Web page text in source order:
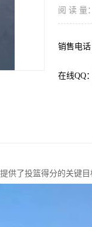
阅 读 量：
销售电话
在线QQ：
供了投篮得分的关键目